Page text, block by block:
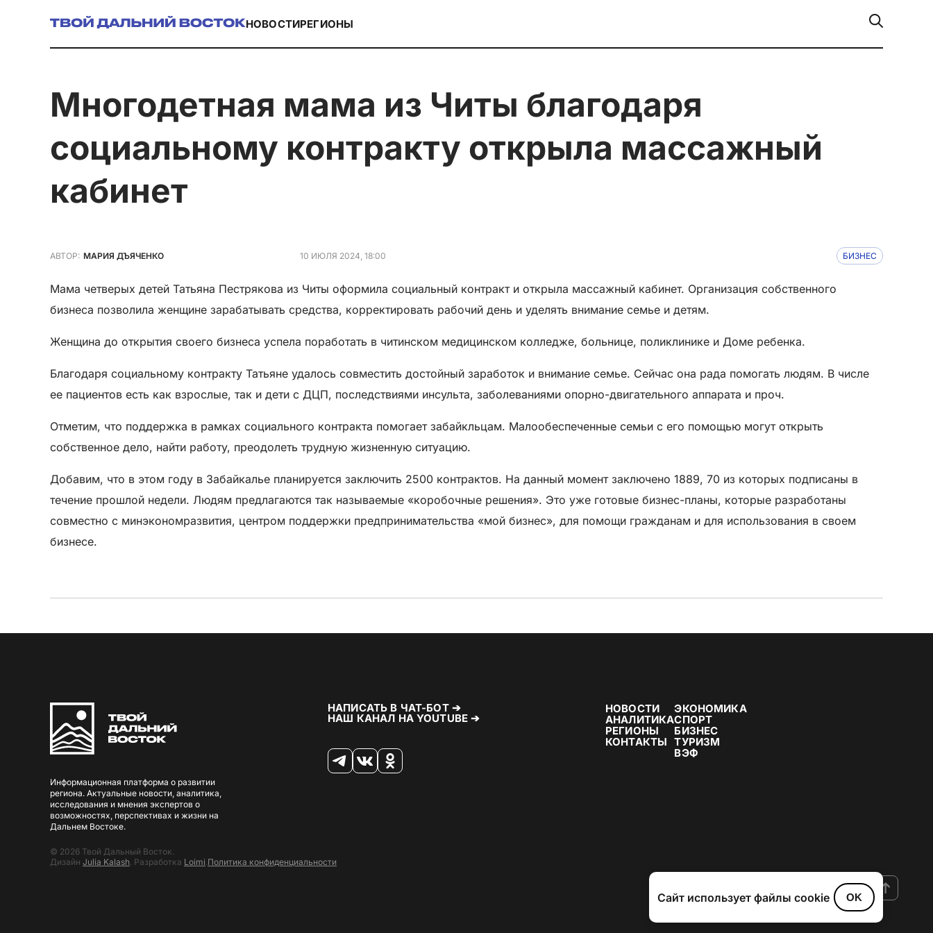
НОВОСТИРЕГИОНЫ
Многодетная мама из Читы благодаря
социальному контракту открыла массажный
кабинет
АВТОР: МАРИЯ ДЪЯЧЕНКО 10 ИЮЛЯ 2024, 18:00 БИЗНЕС
Мама четверых детей Татьяна Пестрякова из Читы оформила социальный контракт и открыла массажный кабинет. Организация собственного
бизнеса позволила женщине зарабатывать средства, корректировать рабочий день и уделять внимание семье и детям.
Женщина до открытия своего бизнеса успела поработать в читинском медицинском колледже, больнице, поликлинике и Доме ребенка.
Благодаря социальному контракту Татьяне удалось совместить достойный заработок и внимание семье. Сейчас она рада помогать людям. В числе
ее пациентов есть как взрослые, так и дети с ДЦП, последствиями инсульта, заболеваниями опорно-двигательного аппарата и проч.
Отметим, что поддержка в рамках социального контракта помогает забайкльцам. Малообеспеченные семьи с его помощью могут открыть
собственное дело, найти работу, преодолеть трудную жизненную ситуацию.
Добавим, что в этом году в Забайкалье планируется заключить 2500 контрактов. На данный момент заключено 1889, 70 из которых подписаны в
течение прошлой недели. Людям предлагаются так называемые «коробочные решения». Это уже готовые бизнес-планы, которые разработаны
совместно с минэкономразвития, центром поддержки предпринимательства «мой бизнес», для помощи гражданам и для использования в своем
бизнесе.
Информационная платформа о развитии
региона. Актуальные новости, аналитика,
исследования и мнения экспертов о
возможностях, перспективах и жизни на
Дальнем Востоке.
НАПИСАТЬ В ЧАТ-БОТ ➔
НАШ КАНАЛ НА YOUTUBE ➔
НОВОСТИ
АНАЛИТИКА
РЕГИОНЫ
КОНТАКТЫ
ЭКОНОМИКА
СПОРТ
БИЗНЕС
ТУРИЗМ
ВЭФ
© 2026 Твой Дальный Восток.
Дизайн Julia Kalash . Разработка Loimi Политика конфиденциальности
Сайт использует файлы cookie OK